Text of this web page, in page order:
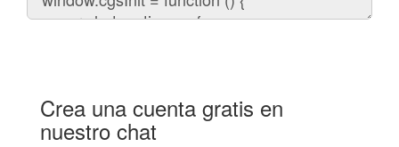
chat
Crea una cuenta gratis en
nuestro chat